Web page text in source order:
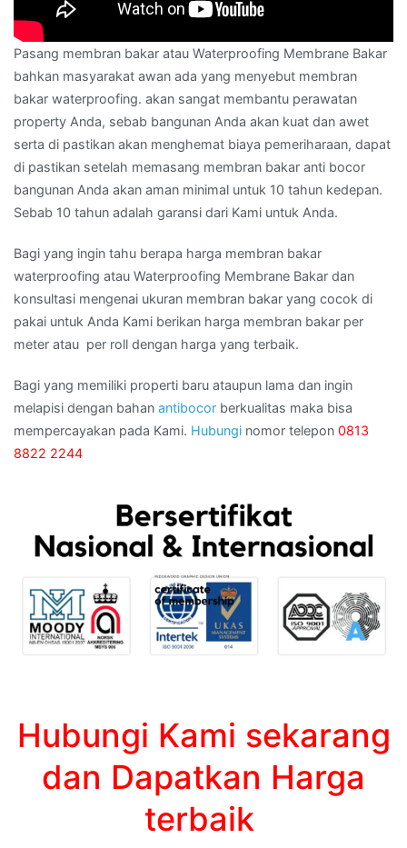
Pasang membran bakar atau Waterproofing Membrane Bakar
bahkan masyarakat awan ada yang menyebut membran
bakar waterproofing. akan sangat membantu perawatan
property Anda, sebab bangunan Anda akan kuat dan awet
serta di pastikan akan menghemat biaya pemeriharaan, dapat
di pastikan setelah memasang membran bakar anti bocor
bangunan Anda akan aman minimal untuk 10 tahun kedepan.
Sebab 10 tahun adalah garansi dari Kami untuk Anda.
Bagi yang ingin tahu berapa harga membran bakar
waterproofing atau Waterproofing Membrane Bakar dan
konsultasi mengenai ukuran membran bakar yang cocok di
pakai untuk Anda Kami berikan harga membran bakar per
meter atau per roll dengan harga yang terbaik.
Bagi yang memiliki properti baru ataupun lama dan ingin
melapisi dengan bahan antibocor berkualitas maka bisa
mempercayakan pada Kami. Hubungi nomor telepon 0813
8822 2244
Hubungi Kami sekarang
dan Dapatkan Harga
terbaik